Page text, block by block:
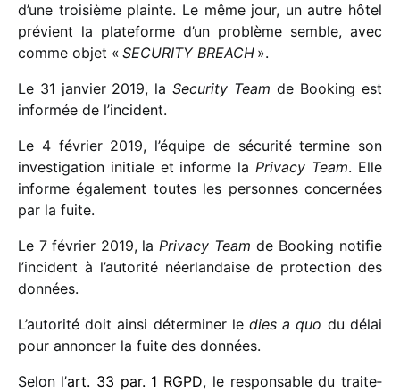
d’une troi­sième plainte. Le même jour, un autre hôtel
prévient la plate­forme d’un problème semble, avec
comme objet « SECURITY BREACH ».
Le 31 janvier 2019, la Security Team de Booking est
infor­mée de l’incident.
Le 4 février 2019, l’équipe de sécu­rité termine son
inves­ti­ga­tion initiale et informe la Privacy Team. Elle
informe égale­ment toutes les personnes concer­nées
par la fuite.
Le 7 février 2019, la Privacy Team de Booking noti­fie
l’incident à l’autorité néer­lan­daise de protec­tion des
données.
L’autorité doit ainsi déter­mi­ner le dies a quo du délai
pour annon­cer la fuite des données.
Selon l’art. 33 par. 1 RGPD, le respon­sable du trai­te­